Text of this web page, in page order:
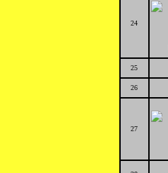
24
25
26
27